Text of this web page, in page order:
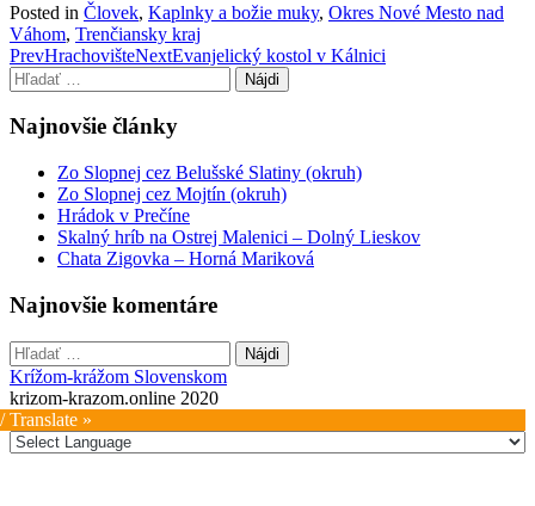
Posted in Človek, Kaplnky a božie muky, Okres Nové Mesto nad
Váhom, Trenčiansky kraj
Post
navigation
PrevHrachovišteNextEvanjelický kostol v Kálnici
Hľadať:
Najnovšie články
Zo Slopnej cez Belušské Slatiny (okruh)
Zo Slopnej cez Mojtín (okruh)
Hrádok v Prečíne
Skalný hríb na Ostrej Malenici – Dolný Lieskov
Chata Zigovka – Horná Mariková
Najnovšie komentáre
Hľadať:
Krížom-krážom Slovenskom
krizom-krazom.online 2020
Translate »